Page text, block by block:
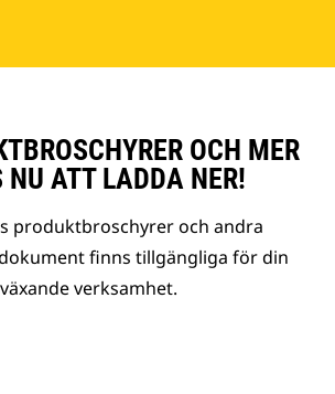
OCH MER
NU ATT LADDA NER!
produktbroschyrer och andra
finns tillgängliga för din
växande verksamhet.